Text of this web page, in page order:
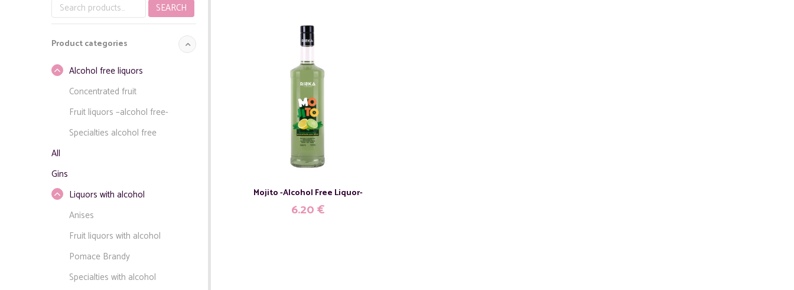
Mojito -Alcohol Free Liquor-
6.20€
Search
for:
SEARCH
Product categories
Alcohol free liquors
Concentrated fruit
Fruit liquors –alcohol free-
Specialties alcohol free
All
Gins
Liquors with alcohol
Anises
Fruit liquors with alcohol
Pomace Brandy
Specialties with alcohol